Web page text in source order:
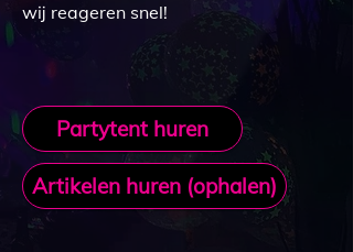
wij reageren snel!
Partytent huren
Artikelen huren (ophalen)